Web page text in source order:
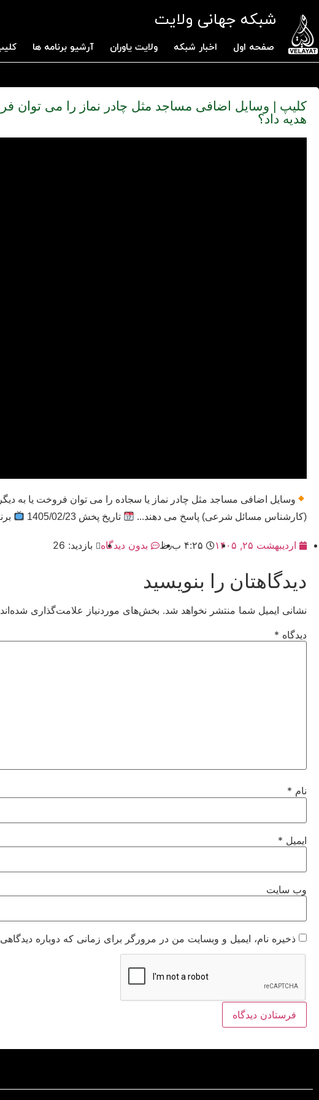
شبکه جهانی ولایت
صفحه اول اخبار شبکه ولایت یاوران آرشیو برنامه ها
کلیپ | وسایل اضافی مساجد مثل چادر نماز را می توان
هدیه داد؟
وسایل اضافی مساجد مثل چادر نماز یا سجاده را می توان فروخت یا به
(کارشناس مسائل شرعی) پاسخ می دهند...
تاریخ پخش 1405/02/23
اردیبهشت ۲۵, ۱۴۰۵ ۴:۲۵ ب٫ظ بدون دیدگاه بازدید: 26
دیدگاهتان را بنویسید
نشانی ایمیل شما منتشر نخواهد شد. بخش‌های موردنیاز علامت‌گذاری شده‌اند
دیدگاه *
نام *
ایمیل *
وب‌ سایت
ذخیره نام، ایمیل و وبسایت من در مرورگر برای زمانی که دوباره